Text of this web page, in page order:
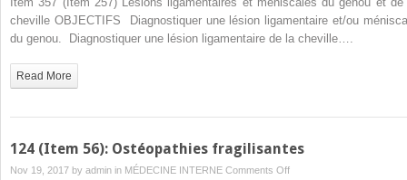
(Item
257):
cheville OBJECTIFS Diagnostiquer une lésion ligamentaire et/ou
du genou. Diagnostiquer une lésion ligamentaire de la cheville….
Read More
124 (Item 56): Ostéopathies fragilisantes
Nov 19, 2017 by admin in MÉDECINE INTERNE Comments Offon